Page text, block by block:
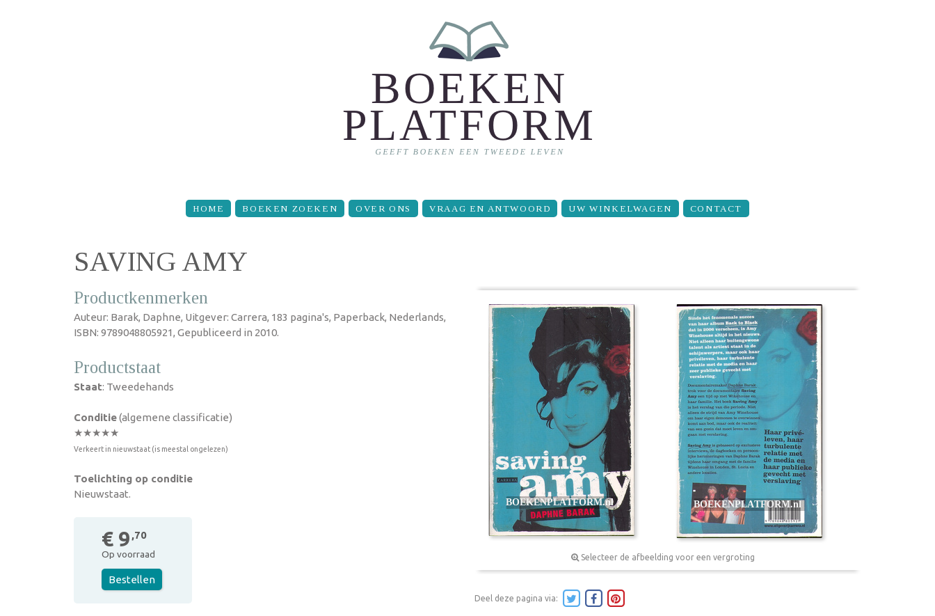
HOME BOEKEN ZOEKEN OVER ONS VRAAG EN ANTWOORD UW WINKELWAGEN CONTACT
SAVING AMY
Productkenmerken
Auteur: Barak, Daphne, Uitgever: Carrera, 183 pagina's, Paperback, Nederlands,
ISBN: 9789048805921, Gepubliceerd in 2010.
Productstaat
Staat: Tweedehands
Conditie(algemene classificatie)
★★★★★
Verkeert in nieuwstaat (is meestal ongelezen)
Toelichting op conditie
Nieuwstaat.
€ 9 ,70
Op voorraad
Bestellen
Selecteer de afbeelding voor een vergroting
Deel deze pagina via: